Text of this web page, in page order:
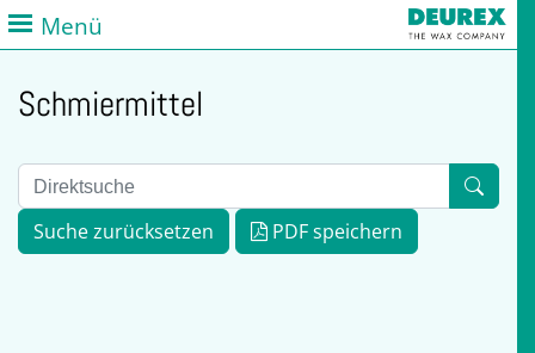
Menü
Schmiermittel
Suche zurücksetzen PDF speichern